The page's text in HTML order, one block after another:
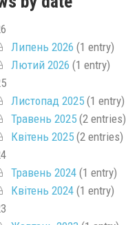
Липень 2026 (1 entry)
Лютий 2026 (1 entry)
Листопад 2025(1 entry)
Травень 2025(2 entries)
Квітень 2025(2 entries)
Травень 2024(1 entry)
Квітень 2024(1 entry)